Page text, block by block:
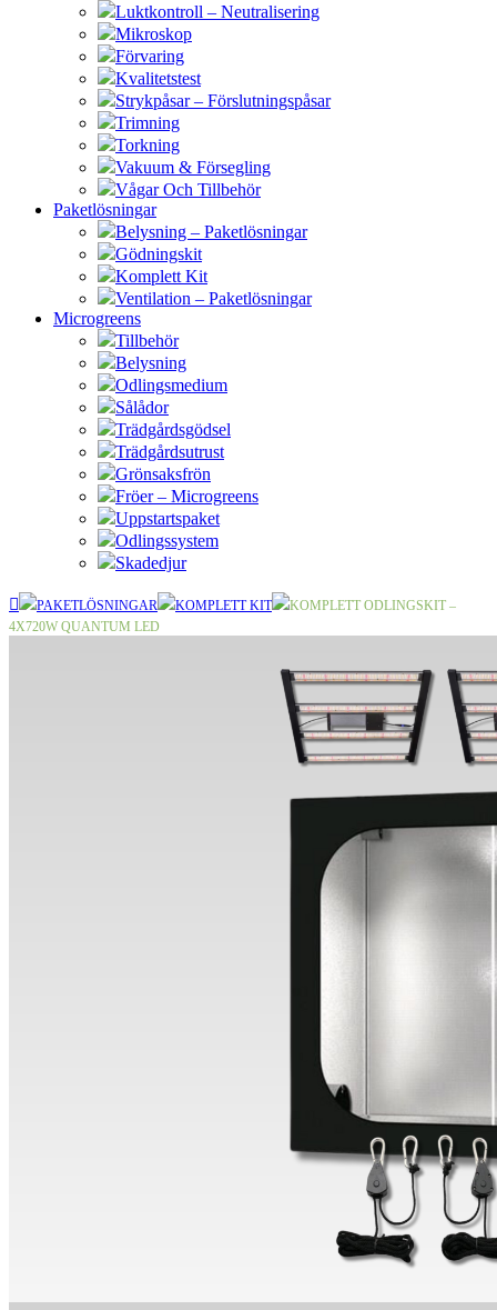
Luktkontroll – Neutralisering
Mikroskop
Förvaring
Kvalitetstest
Strykpåsar – Förslutningspåsar
Trimning
Torkning
Vakuum & Försegling
Vågar Och Tillbehör
Paketlösningar
Belysning – Paketlösningar
Gödningskit
Komplett Kit
Ventilation – Paketlösningar
Microgreens
Tillbehör
Belysning
Odlingsmedium
Sålådor
Trädgårdsgödsel
Trädgårdsutrust
Grönsaksfrön
Fröer – Microgreens
Uppstartspaket
Odlingssystem
Skadedjur
PAKETLÖSNINGAR KOMPLETT KIT
KOMPLETT ODLINGSKIT –
4X720W QUANTUM LED